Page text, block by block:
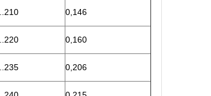
0,146
0,160
0,206